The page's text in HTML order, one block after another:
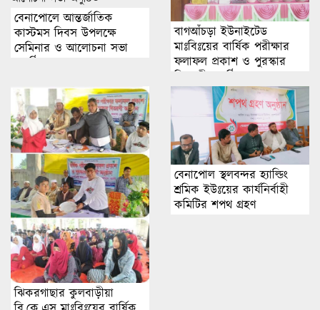
বেনাপোলে আন্তর্জাতিক
কাস্টমস দিবস উপলক্ষে
সেমিনার ও আলোচনা সভা
অনুষ্ঠিত
বাগআঁচড়া ইউনাইটেড
মাঃবিঃয়ের বার্ষিক পরীক্ষার
ফলাফল প্রকাশ ও পুরস্কার
বিতরণী অনুষ্ঠিত।
ঝিকরগাছার কুলবাড়ীয়া
বেনাপোল স্থলবন্দর হ্যাল্ডিং
শ্রমিক ইউঃয়ের কার্যনির্বাহী
কমিটির শপথ গ্রহণ